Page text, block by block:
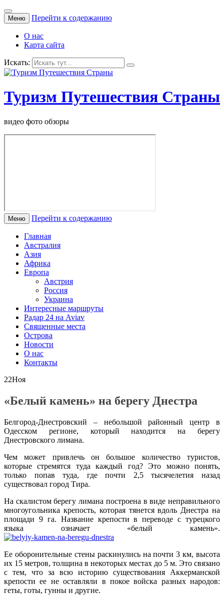
Меню Перейти к содержанию
О нас
Карта сайта
Искать:
Туризм Путешествия Страны
видео фото обзоры
Меню Перейти к содержанию
Главная
Австралия
Азия
Африка
Европа
Австрия
Россия
Украина
Интересные маршруты
Радар 24 на Aviav
Священные места
Острова
Новости
О нас
Контакты
22Ноя
«Белый камень» на берегу Днестра
Белгород-Днестровский – небольшой районный центр в
Одесском регионе, который находится на берегу
Днестровского лимана.
Чем может привлечь он большое количество туристов,
которые стремятся туда каждый год? Это можно понять,
только попав туда, где почти 2,5 тысячелетия назад
существовал город Тира.
На скалистом берегу лимана построена в виде неправильного
многоугольника крепость, которая тянется вдоль Днестра на
площади 9 га. Название крепости в переводе с турецкого
языка означает «белый камень».
Ее оборонительные стены раскинулись на почти 3 км, высота
их 15 метров, толщина в некоторых местах до 5 м. Это связано
с тем, что за всю историю существования Аккерманской
крепости ее не оставляли в покое войска разных народов:
геты, готы, гунны и другие.